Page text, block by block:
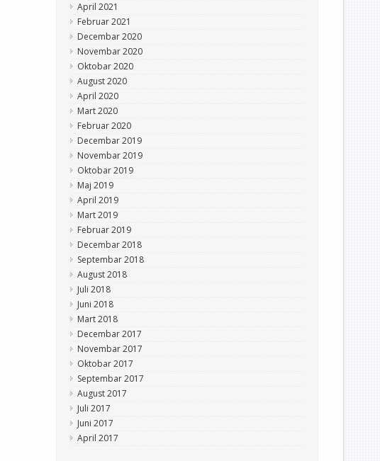
April 2021
Februar 2021
Decembar 2020
Novembar 2020
Oktobar 2020
August 2020
April 2020
Mart 2020
Februar 2020
Decembar 2019
Novembar 2019
Oktobar 2019
Maj 2019
April 2019
Mart 2019
Februar 2019
Decembar 2018
Septembar 2018
August 2018
Juli 2018
Juni 2018
Mart 2018
Decembar 2017
Novembar 2017
Oktobar 2017
Septembar 2017
August 2017
Juli 2017
Juni 2017
April 2017